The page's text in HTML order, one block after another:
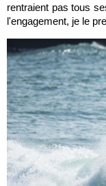
rentraient pas tous
l'engagement, je le